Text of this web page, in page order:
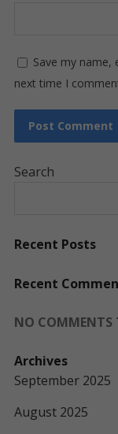
Save my name,
next time I
Search
Recent Posts
Recent
NO COMMENTS
Archives
September 2025
August 2025